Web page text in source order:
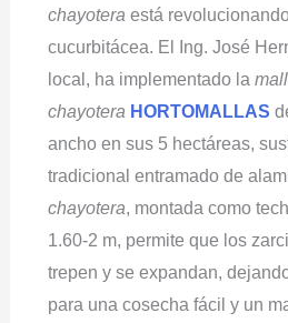
chayotera está
cucurbitácea. El Ing. José
local, ha implementado la
chayotera HORTOMALLAS
ancho en sus 5 hectáreas,
tradicional entramado de
chayotera, montada como
1.60-2 m, permite que los
trepen y se expandan,
para una cosecha fácil y un